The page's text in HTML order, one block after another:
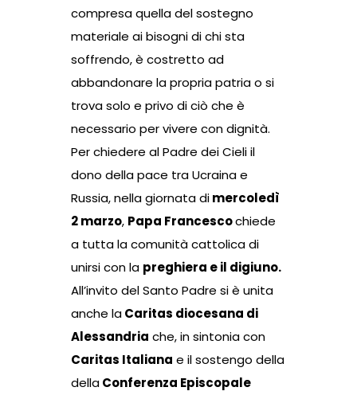
compresa quella del sostegno
materiale ai bisogni di chi sta
soffrendo, è costretto ad
abbandonare la propria patria o si
trova solo e privo di ciò che è
necessario per vivere con dignità.
Per chiedere al Padre dei Cieli il
dono della pace tra Ucraina e
Russia, nella giornata dimercoledì
2 marzo, Papa Francescochiede
a tutta la comunità cattolica di
unirsi con la preghiera e il digiuno.
All’invito del Santo Padre si è unita
anche laCaritas diocesana di
Alessandria che, in sintonia con
Caritas Italiana e il sostengo della
dellaConferenza Episcopale